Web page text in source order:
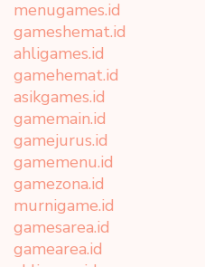
menugames.id
gameshemat.id
ahligames.id
gamehemat.id
asikgames.id
gamemain.id
gamejurus.id
gamemenu.id
gamezona.id
murnigame.id
gamesarea.id
gamearea.id